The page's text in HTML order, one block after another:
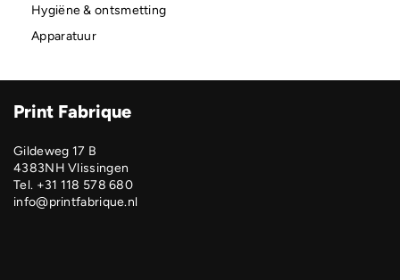
Hygiëne & ontsmetting
Apparatuur
Print Fabrique
Gildeweg 17 B
4383NH Vlissingen
Tel. +31 118 578 680
info@printfabrique.nl